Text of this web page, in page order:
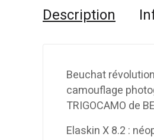
Description
Beuchat
camouflage
TRIGOCAMO de
Elaskin X 8.2 :